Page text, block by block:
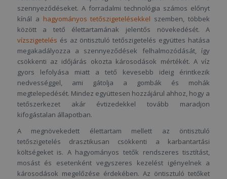
szennyeződéseket. A forradalmi technológia számos előnyt
kínál a hagyományos tetőszigetelésekkel szemben, többek
között a tető élettartamának jelentős növekedését. A
vízszigetelés és az öntisztuló tetőszigetelés együttes hatása
megakadályozza a szennyeződések felhalmozódását, így
csökkenti az időjárás okozta károsodások mértékét. A víz
gyors lefolyása miatt a tető kevesebb ideig érintkezik
nedvességgel, ami gátolja a gombák és mohák
megtelepedését. Mindez együttesen hozzájárul ahhoz, hogy a
tetőszerkezet akár évtizedekkel tovább maradjon
kifogástalan állapotban.
A megnövekedett élettartam mellett az öntisztuló
tetőszigetelés drasztikusan csökkenti a karbantartási
költségeket is. A hagyományos tetők rendszeres tisztítást,
mosást és esetenként vegyszeres kezelést igényelnek a
károsodások megelőzése érdekében. Az öntisztuló tetőket